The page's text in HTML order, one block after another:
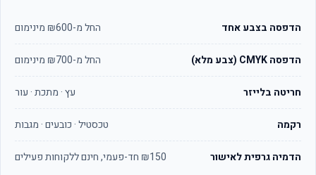
הדפסה בצבע אחד החל מ-₪600 מינימום
הדפסה CMYK (צבע מלא) החל מ-₪700 מינימום
חריטה בלייזר עץ · מתכת · עור
רקמה טכסטיל · כובעים · מגבות
הדמיה גרפית לאישור ₪150 חד-פעמי, חינם ללקוחות פעילים